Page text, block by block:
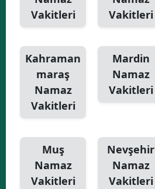
Vakitleri
Vakitleri
Kahraman
maraş
Namaz
Vakitleri
Mardin
Namaz
Vakitleri
Muş
Namaz
Vakitleri
Nevşehir
Namaz
Vakitleri